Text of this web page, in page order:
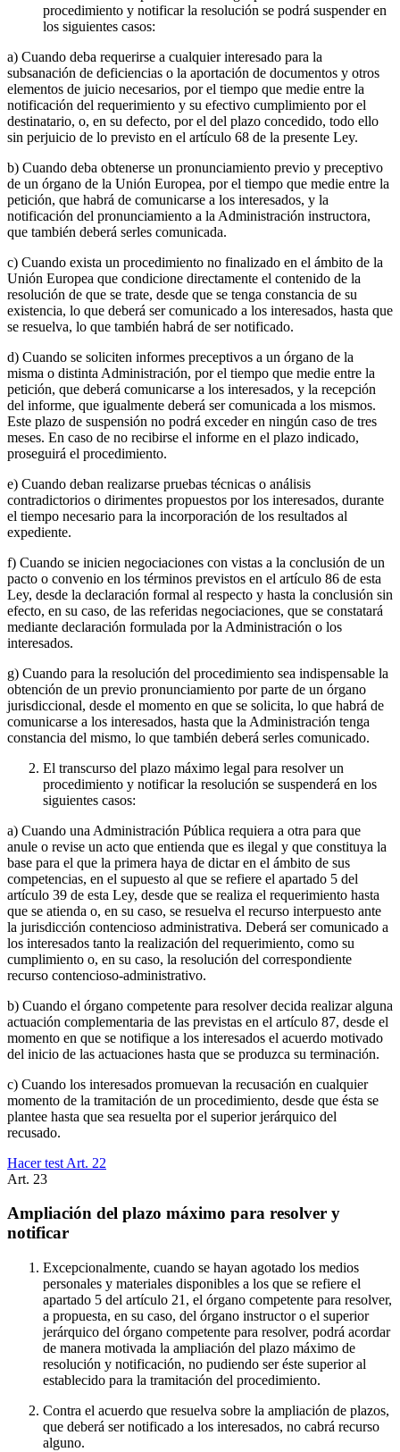
procedimiento y notificar la resolución se podrá suspender en
los siguientes casos:
a) Cuando deba requerirse a cualquier interesado para la
subsanación de deficiencias o la aportación de documentos y otros
elementos de juicio necesarios, por el tiempo que medie entre la
notificación del requerimiento y su efectivo cumplimiento por el
destinatario, o, en su defecto, por el del plazo concedido, todo ello
sin perjuicio de lo previsto en el artículo 68 de la presente Ley.
b) Cuando deba obtenerse un pronunciamiento previo y preceptivo
de un órgano de la Unión Europea, por el tiempo que medie entre la
petición, que habrá de comunicarse a los interesados, y la
notificación del pronunciamiento a la Administración instructora,
que también deberá serles comunicada.
c) Cuando exista un procedimiento no finalizado en el ámbito de la
Unión Europea que condicione directamente el contenido de la
resolución de que se trate, desde que se tenga constancia de su
existencia, lo que deberá ser comunicado a los interesados, hasta que
se resuelva, lo que también habrá de ser notificado.
d) Cuando se soliciten informes preceptivos a un órgano de la
misma o distinta Administración, por el tiempo que medie entre la
petición, que deberá comunicarse a los interesados, y la recepción
del informe, que igualmente deberá ser comunicada a los mismos.
Este plazo de suspensión no podrá exceder en ningún caso de tres
meses. En caso de no recibirse el informe en el plazo indicado,
proseguirá el procedimiento.
e) Cuando deban realizarse pruebas técnicas o análisis
contradictorios o dirimentes propuestos por los interesados, durante
el tiempo necesario para la incorporación de los resultados al
expediente.
f) Cuando se inicien negociaciones con vistas a la conclusión de un
pacto o convenio en los términos previstos en el artículo 86 de esta
Ley, desde la declaración formal al respecto y hasta la conclusión sin
efecto, en su caso, de las referidas negociaciones, que se constatará
mediante declaración formulada por la Administración o los
interesados.
g) Cuando para la resolución del procedimiento sea indispensable la
obtención de un previo pronunciamiento por parte de un órgano
jurisdiccional, desde el momento en que se solicita, lo que habrá de
comunicarse a los interesados, hasta que la Administración tenga
constancia del mismo, lo que también deberá serles comunicado.
El transcurso del plazo máximo legal para resolver un
procedimiento y notificar la resolución se suspenderá en los
siguientes casos:
a) Cuando una Administración Pública requiera a otra para que
anule o revise un acto que entienda que es ilegal y que constituya la
base para el que la primera haya de dictar en el ámbito de sus
competencias, en el supuesto al que se refiere el apartado 5 del
artículo 39 de esta Ley, desde que se realiza el requerimiento hasta
que se atienda o, en su caso, se resuelva el recurso interpuesto ante
la jurisdicción contencioso administrativa. Deberá ser comunicado a
los interesados tanto la realización del requerimiento, como su
cumplimiento o, en su caso, la resolución del correspondiente
recurso contencioso-administrativo.
b) Cuando el órgano competente para resolver decida realizar alguna
actuación complementaria de las previstas en el artículo 87, desde el
momento en que se notifique a los interesados el acuerdo motivado
del inicio de las actuaciones hasta que se produzca su terminación.
c) Cuando los interesados promuevan la recusación en cualquier
momento de la tramitación de un procedimiento, desde que ésta se
plantee hasta que sea resuelta por el superior jerárquico del
recusado.
Hacer test Art. 22
Art. 23
Ampliación del plazo máximo para resolver y
notificar
Excepcionalmente, cuando se hayan agotado los medios
personales y materiales disponibles a los que se refiere el
apartado 5 del artículo 21, el órgano competente para resolver,
a propuesta, en su caso, del órgano instructor o el superior
jerárquico del órgano competente para resolver, podrá acordar
de manera motivada la ampliación del plazo máximo de
resolución y notificación, no pudiendo ser éste superior al
establecido para la tramitación del procedimiento.
Contra el acuerdo que resuelva sobre la ampliación de plazos,
que deberá ser notificado a los interesados, no cabrá recurso
alguno.